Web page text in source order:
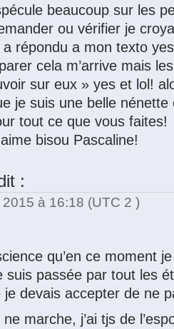
beaucoup sur les
ou vérifier je
a répondu a mon texto
cela m’arrive mais
sur eux » yes et lol!
je suis une belle
tout ce que vous faites!
bisou Pascaline!
:
à 16:18 (UTC 2 )
qu’en ce moment
passée par tout les
je devais accepter de ne
marche, j’ai tjs de